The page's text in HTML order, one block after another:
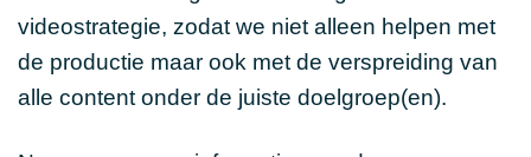
videostrategie, zodat we niet alleen helpen met
de productie maar ook met de verspreiding van
alle content onder de juiste doelgroep(en).